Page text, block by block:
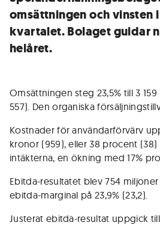
omsättningen och vinsten
kvartalet. Bolaget guidar
helåret.
Omsättningen steg 23,5% till 3
557). Den organiska
Kostnader för användarförvärv
kronor (959), eller 38 procent
intäkterna, en ökning med 17%
Ebitda-resultatet blev 754
ebitda-marginal på 23,9% (23,2).
Justerat ebitda-resultat uppgick